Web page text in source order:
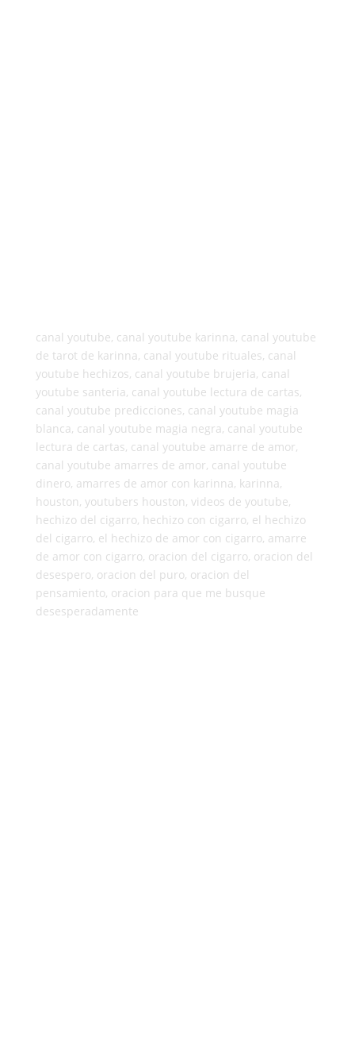
canal youtube, canal youtube karinna, canal youtube
de tarot de karinna, canal youtube rituales, canal
youtube hechizos, canal youtube brujeria, canal
youtube santeria, canal youtube lectura de cartas,
canal youtube predicciones, canal youtube magia
blanca, canal youtube magia negra, canal youtube
lectura de cartas, canal youtube amarre de amor,
canal youtube amarres de amor, canal youtube
dinero, amarres de amor con karinna, karinna,
houston, youtubers houston, videos de youtube,
hechizo del cigarro, hechizo con cigarro, el hechizo
del cigarro, el hechizo de amor con cigarro, amarre
de amor con cigarro, oracion del cigarro, oracion del
desespero, oracion del puro, oracion del
pensamiento, oracion para que me busque
desesperadamente